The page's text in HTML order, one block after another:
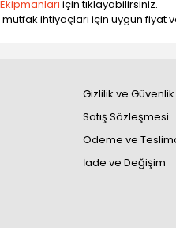
için tıklayabilirsiniz.
ihtiyaçları için uygun fiyat
Gizlilik ve Güvenlik
Satış Sözleşmesi
Ödeme ve
İade ve Değişim